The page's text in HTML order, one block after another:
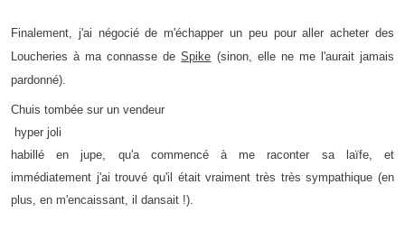
Finalement, j'ai négocié de m'échapper un peu pour aller acheter des
Loucheries à ma connasse deSpike (sinon, elle ne me l'aurait jamais
pardonné).
Chuis tombée sur un vendeur
hyper joli
habillé en jupe, qu'a commencé à me raconter sa laïfe, et
immédiatement j'ai trouvé qu'il était vraiment très très sympathique (en
plus, en m'encaissant, il dansait !).